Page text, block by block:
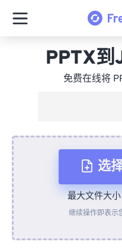
PPTX到
免费在线将
选
从设
最大文件大
继续操作即表示